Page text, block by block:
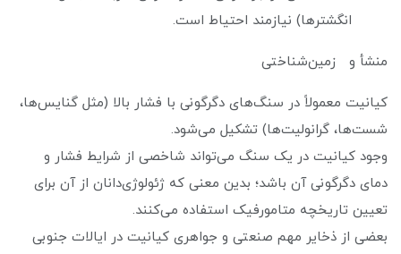
انگشترها) نیازمند احتیاط است.
منشأ و زمین‌شناختی
کیانیت معمولاً در سنگ‌های دگرگونی با فشار بالا (مثل گنایس‌ها،
شست‌ها، گرانولیت‌ها) تشکیل می‌شود.
وجود کیانیت در یک سنگ می‌تواند شاخصی از شرایط فشار و
دمای دگرگونی آن باشد؛ بدین معنی که ژئولوژی‌دانان از آن برای
تعیین تاریخچه متامورفیک استفاده می‌کنند.
بعضی از ذخایر مهم صنعتی و جواهری کیانیت در ایالات جنوبی